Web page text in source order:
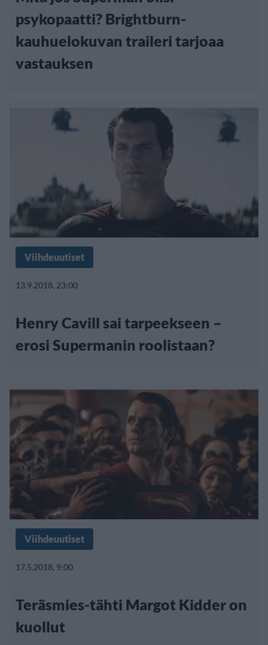
psykopaatti? Brightburn-
kauhuelokuvan traileri tarjoaa
vastauksen
Viihdeuutiset
13.9.2018, 23:00
Henry Cavill sai tarpeekseen –
erosi Supermanin roolistaan?
Viihdeuutiset
17.5.2018, 9:00
Teräsmies-tähti Margot Kidder on
kuollut